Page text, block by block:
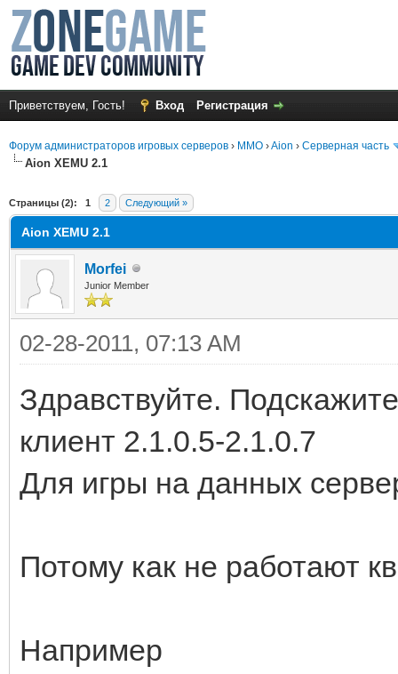
Приветствуем, Гость! Вход Регистрация
Форум администраторов игровых серверов › MMO ›Aion › Серверная часть
Aion XEMU 2.1
Страницы (2): 1 2 Следующий »
Aion XEMU 2.1
Morfei
Junior Member
02-28-2011, 07:13 AM
Здравствуйте.
клиент 2.1.0.5-2.1.0.7
Для игры на данных
Потому как не работают
Например